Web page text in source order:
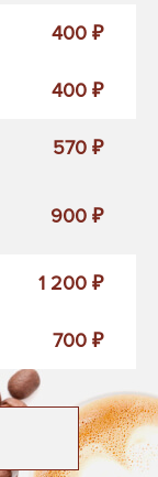
400 ₽
400 ₽
570 ₽
900 ₽
1 200 ₽
700 ₽